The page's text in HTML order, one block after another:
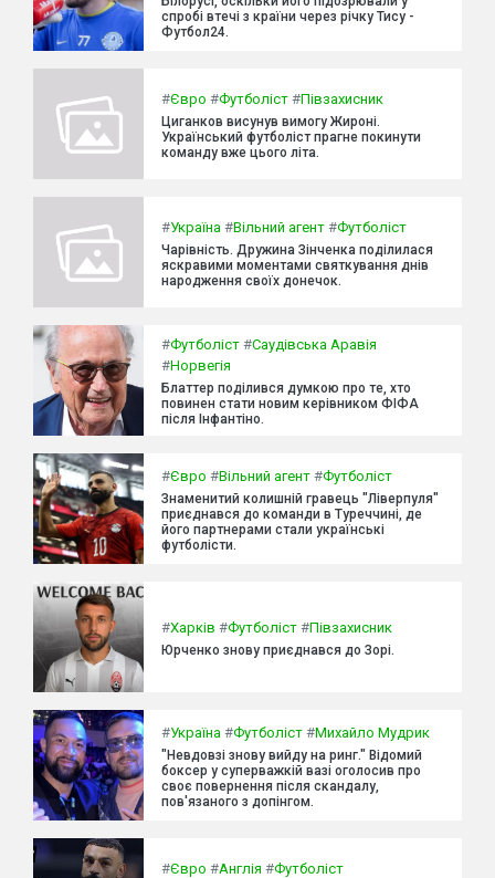
спробі втечі з країни через річку Тису -
Футбол24.
#Євро #Футболіст #Півзахисник
Циганков висунув вимогу Жироні.
Український футболіст прагне покинути
команду вже цього літа.
#Україна #Вільний агент #Футболіст
Чарівність. Дружина Зінченка поділилася
яскравими моментами святкування днів
народження своїх донечок.
#Футболіст #Саудівська Аравія
#Норвегія
Блаттер поділився думкою про те, хто
повинен стати новим керівником ФІФА
після Інфантіно.
#Євро #Вільний агент #Футболіст
Знаменитий колишній гравець "Ліверпуля"
приєднався до команди в Туреччині, де
його партнерами стали українські
футболісти.
#Харків #Футболіст #Півзахисник
Юрченко знову приєднався до Зорі.
#Україна #Футболіст #Михайло Мудрик
"Невдовзі знову вийду на ринг." Відомий
боксер у суперважкій вазі оголосив про
своє повернення після скандалу,
пов'язаного з допінгом.
#Євро #Англія #Футболіст